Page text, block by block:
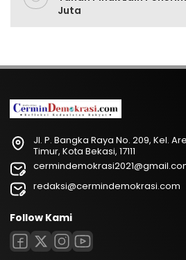
Juta
Jl. P. Bangka Raya No. 209, Kel.
Timur, Kota Bekasi, 17111
redaksi@cermindemokrasi.com
Follow Kami